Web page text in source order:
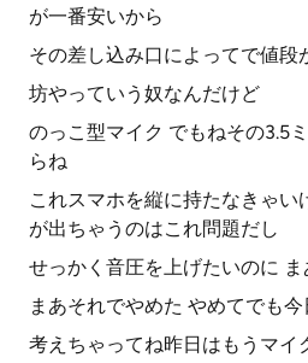
が一番安いから
その差し込み口によってで値段
坊やっていう奴なんだけど
のっこ型マイク でもねその3.5
らね
これスマホを縦に持たなきゃい
が出ちゃうのはこれ問題だし
せっかく音圧を上げたいのに ま
まあそれでやめた やめてでも今
考えちゃってね昨日はもうマイ